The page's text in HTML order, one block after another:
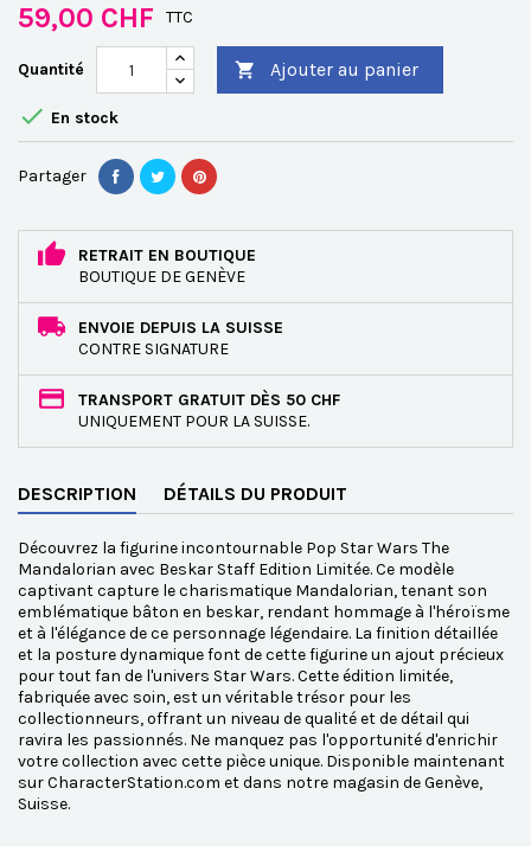
59,00 CHF TTC
Quantité  Ajouter au panier
 En stock
Partager
RETRAIT EN BOUTIQUE
BOUTIQUE DE GENÈVE
ENVOIE DEPUIS LA SUISSE
CONTRE SIGNATURE
TRANSPORT GRATUIT DÈS 50 CHF
UNIQUEMENT POUR LA SUISSE.
DESCRIPTION DÉTAILS DU PRODUIT
Découvrez la figurine incontournable Pop Star Wars The
Mandalorian avec Beskar Staff Edition Limitée. Ce modèle
captivant capture le charismatique Mandalorian, tenant son
emblématique bâton en beskar, rendant hommage à l'héroïsme
et à l'élégance de ce personnage légendaire. La finition détaillée
et la posture dynamique font de cette figurine un ajout précieux
pour tout fan de l'univers Star Wars. Cette édition limitée,
fabriquée avec soin, est un véritable trésor pour les
collectionneurs, offrant un niveau de qualité et de détail qui
ravira les passionnés. Ne manquez pas l'opportunité d'enrichir
votre collection avec cette pièce unique. Disponible maintenant
sur CharacterStation.com et dans notre magasin de Genève,
Suisse.